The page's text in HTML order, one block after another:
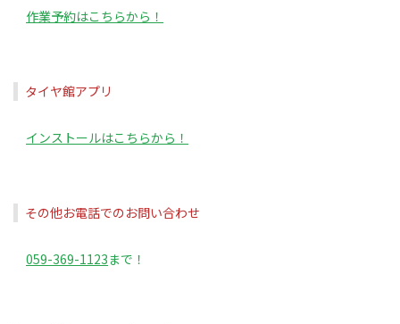
作業予約はこちらから！
タイヤ館アプリ
インストールはこちらから！
その他お電話でのお問い合わせ
059-369-1123まで！